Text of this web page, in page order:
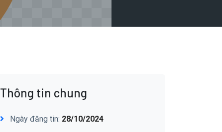
Thông tin chung
Ngày đăng tin: 28/10/2024